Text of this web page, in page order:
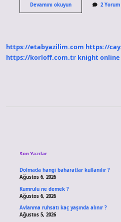
Devamını okuyunPolonya
Türkiye
Sürer
2 Yorum
https://etabyazilim.com https://
https://korloff.com.tr knight online
Son Yazılar
Dolmada hangi baharatlar kullanılır ?
Ağustos 6, 2026
Kumrulu ne demek ?
Ağustos 6, 2026
Avlanma ruhsatı kaç yaşında alınır ?
Ağustos 5, 2026